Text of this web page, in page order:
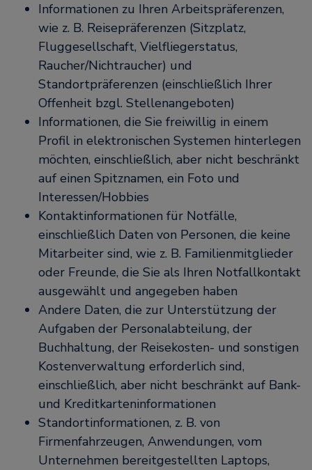
Informationen zu Ihren Arbeitspräferenzen,
wie z. B. Reisepräferenzen (Sitzplatz,
Fluggesellschaft, Vielfliegerstatus,
Raucher/Nichtraucher) und
Standortpräferenzen (einschließlich Ihrer
Offenheit bzgl. Stellenangeboten)
Informationen, die Sie freiwillig in einem
Profil in elektronischen Systemen hinterlegen
möchten, einschließlich, aber nicht beschränkt
auf einen Spitznamen, ein Foto und
Interessen/Hobbies
Kontaktinformationen für Notfälle,
einschließlich Daten von Personen, die keine
Mitarbeiter sind, wie z. B. Familienmitglieder
oder Freunde, die Sie als Ihren Notfallkontakt
ausgewählt und angegeben haben
Andere Daten, die zur Unterstützung der
Aufgaben der Personalabteilung, der
Buchhaltung, der Reisekosten- und sonstigen
Kostenverwaltung erforderlich sind,
einschließlich, aber nicht beschränkt auf Bank-
und Kreditkarteninformationen
Standortinformationen, z. B. von
Firmenfahrzeugen, Anwendungen, vom
Unternehmen bereitgestellten Laptops,